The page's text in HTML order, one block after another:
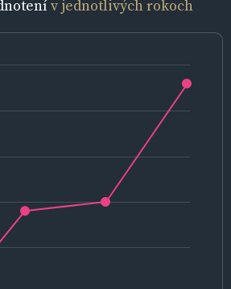
v jednotlivých rokoch